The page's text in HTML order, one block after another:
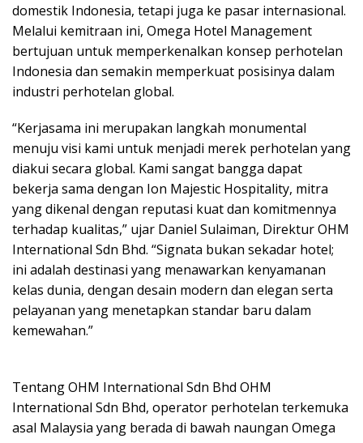
domestik Indonesia, tetapi juga ke pasar internasional.
Melalui kemitraan ini, Omega Hotel Management
bertujuan untuk memperkenalkan konsep perhotelan
Indonesia dan semakin memperkuat posisinya dalam
industri perhotelan global.
“Kerjasama ini merupakan langkah monumental
menuju visi kami untuk menjadi merek perhotelan yang
diakui secara global. Kami sangat bangga dapat
bekerja sama dengan Ion Majestic Hospitality, mitra
yang dikenal dengan reputasi kuat dan komitmennya
terhadap kualitas,” ujar Daniel Sulaiman, Direktur OHM
International Sdn Bhd. “Signata bukan sekadar hotel;
ini adalah destinasi yang menawarkan kenyamanan
kelas dunia, dengan desain modern dan elegan serta
pelayanan yang menetapkan standar baru dalam
kemewahan.”
Tentang OHM International Sdn Bhd OHM
International Sdn Bhd, operator perhotelan terkemuka
asal Malaysia yang berada di bawah naungan Omega